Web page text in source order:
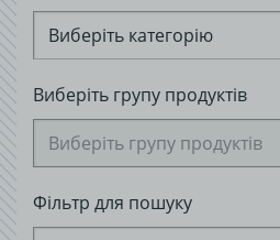
Виберіть категорію
Виберіть групу продуктів
Виберіть групу продуктів
Фільтр для пошуку